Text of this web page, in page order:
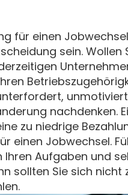
für einen
sein.
nachdenken.
zu niedrige
einen Jobwechsel.
Ihren Aufgaben und
sollten Sie sich